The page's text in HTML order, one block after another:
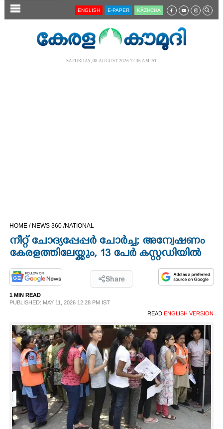
SECTIONS
SPIRITUAL
INFO+
ART
ENGLISH E-PAPER KĀZHCHA
SATURDAY, 08 AUGUST 2026 12.36 AM IST
HOME / NEWS 360 /NATIONAL
നീറ്റ് ചോദ്യപ്പേപ്പർ ചോർച്ച; അന്വേഷണം
കേരളത്തിലേയ്ക്കും, 13 പേർ കസ്റ്റഡിയിൽ
Share
1 MIN READ
PUBLISHED: MAY 11, 2026 12:28 PM IST
READ ENGLISH VERSION